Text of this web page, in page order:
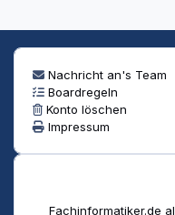
Nachricht an's Team
Boardregeln
Konto löschen
Impressum
Fachinformatiker.de